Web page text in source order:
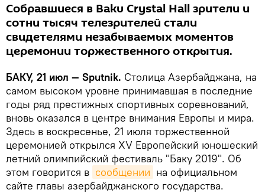
Собравшиеся в Baku Crystal Hall зрители и
сотни тысяч телезрителей стали
свидетелями незабываемых моментов
церемонии торжественного открытия.
БАКУ, 21 июл — Sputnik. Столица Азербайджана, на
самом высоком уровне принимавшая в последние
годы ряд престижных спортивных соревнований,
вновь оказался в центре внимания Европы и мира.
Здесь в воскресенье, 21 июля торжественной
церемонией открылся XV Европейский юношеский
летний олимпийский фестиваль "Баку 2019". Об
этом говорится в сообщении на официальном
сайте главы азербайджанского государства.